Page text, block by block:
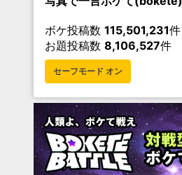
ボケ投稿数 115,501,231件
お題投稿数 8,106,527件
セーフモード オン